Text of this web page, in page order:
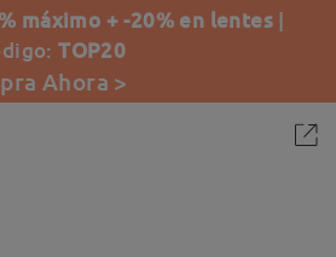
máximo + -20% en lentes |
TOP20
Ahora >